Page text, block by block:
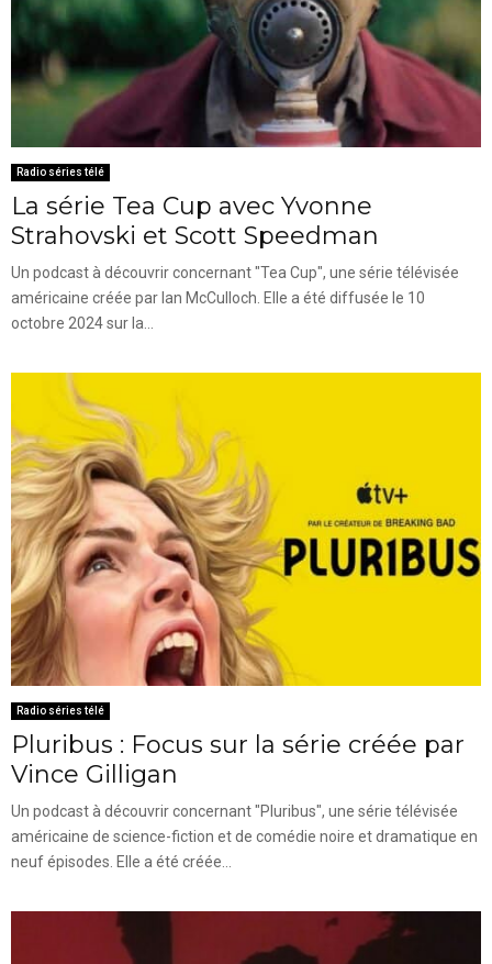
Radio séries télé
La série Tea Cup avec Yvonne
Strahovski et Scott Speedman
Un podcast à découvrir concernant "Tea Cup", une série télévisée
américaine créée par Ian McCulloch. Elle a été diffusée le 10
octobre 2024 sur la...
Radio séries télé
Pluribus : Focus sur la série créée par
Vince Gilligan
Un podcast à découvrir concernant "Pluribus", une série télévisée
américaine de science-fiction et de comédie noire et dramatique en
neuf épisodes. Elle a été créée...